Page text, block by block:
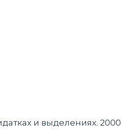
и выделениях. 2000